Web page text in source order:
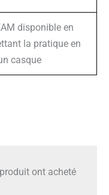
disponible en
la pratique en
casque
ont acheté